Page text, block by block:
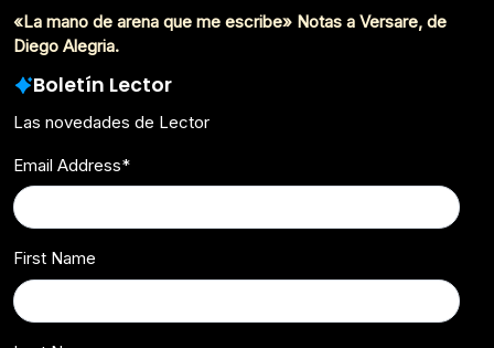
«La mano de arena que me escribe» Notas a Versare, de
Diego Alegria.
Boletín Lector
Las novedades de Lector
Email Address*
First Name